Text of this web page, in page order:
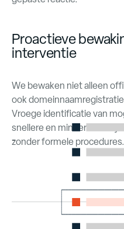
Proactieve
interventie
We bewaken niet alleen
ook
Vroege identificatie van
snellere en minder
zonder formele procedures.